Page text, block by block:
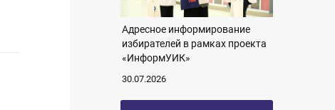
Адресное информирование
избирателей в рамках проекта
«ИнформУИК»
30.07.2026